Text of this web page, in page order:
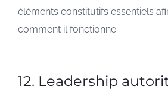
éléments constitutifs essentiels
comment il fonctionne.
12. Leadership